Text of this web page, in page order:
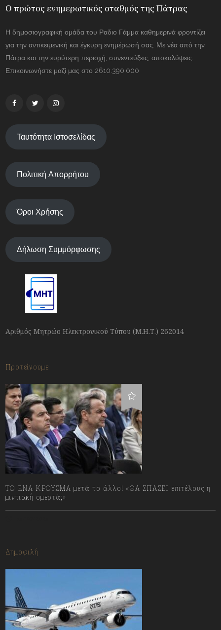
Ο πρώτος ενημερωτικός σταθμός της Πάτρας
Η δημοσιογραφική ομάδα του Ραδιο Γάμμα καθημερινά φροντίζει
για την αντικειμενική και έγκυρη ενημέρωσή σας. Με νέα από την
Πάτρα και την ευρύτερη περιοχή, συνεντεύξεις, αποκαλύψεις.
Επικοινωνήστε μαζί μας στο 2610.390.000
Ταυτότητα Ιστοσελίδας
Πολιτική Απορρήτου
Όροι Χρήσης
Δήλωση Συμμόρφωσης
Αριθμός Μητρώο Ηλεκτρονικού Τύπου (Μ.Η.Τ.) 262014
Προτείνουμε
ΤΟ ΕΝΑ ΚΡΟΥΣΜΑ μετά το άλλο! «ΘΑ ΣΠΑΣΕΙ επιτέλους η
μιντιακή ομερτά;»
Δημοφιλή